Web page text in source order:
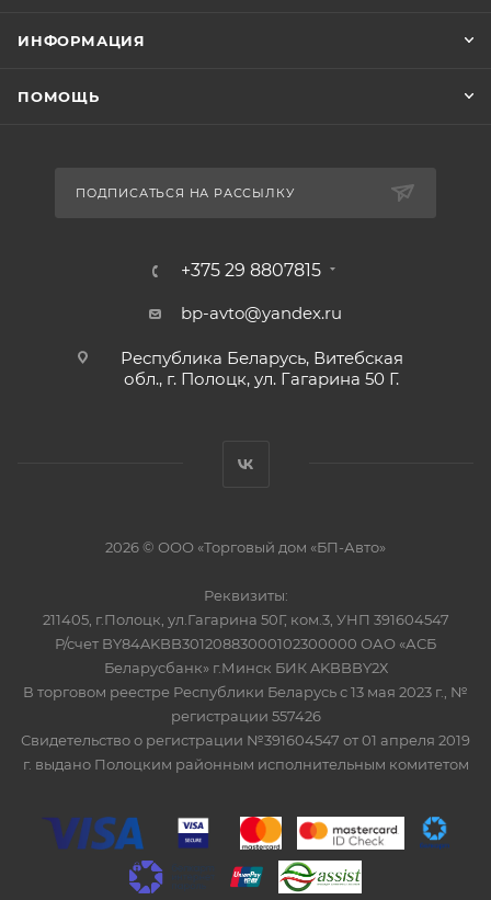
ИНФОРМАЦИЯ
ПОМОЩЬ
ПОДПИСАТЬСЯ НА РАССЫЛКУ
+375 29 8807815
bp-avto@yandex.ru
Республика Беларусь, Витебская
обл., г. Полоцк, ул. Гагарина 50 Г.
2026 © ООО «Торговый дом «БП-Авто»
Реквизиты:
211405, г.Полоцк, ул.Гагарина 50Г, ком.3, УНП 391604547
Р/счет BY84AKBB30120883000102300000 ОАО «АСБ
Беларусбанк» г.Минск БИК AKBBBY2Х
В торговом реестре Республики Беларусь с 13 мая 2023 г., №
регистрации 557426
Свидетельство о регистрации №391604547 от 01 апреля 2019
г. выдано Полоцким районным исполнительным комитетом